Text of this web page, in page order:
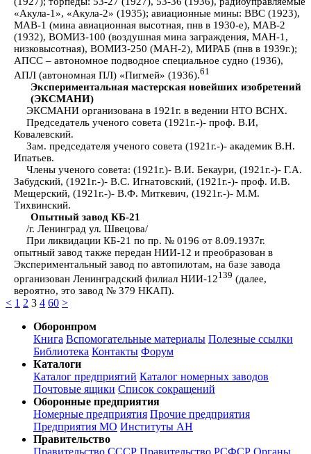
«Акула-1», «Акула-2» (1935); авиационные мины: ВВС (1923),
МАВ-1 (мина авиационная высотная, пнв в 1930-е), МАВ-2
(1932), ВОМИЗ-100 (воздушная мина заграждения, МАН-1,
низковысотная), ВОМИЗ-250 (МАН-2), МИРАБ (пнв в 1939г.);
АПСС – автономное подводное специальное судно (1936),
АПЛ (автономная ПЛ) «Пигмей» (1936).61
Экспериментальная мастерская новейших изобретений
(ЭКСМАНИ)
ЭКСМАНИ организована в 1921г. в ведении НТО ВСНХ.
Председатель ученого совета (1921г.-)- проф. В.И,
Ковалевский.
Зам. председателя ученого совета (1921г.-)- академик В.Н.
Ипатьев.
Члены ученого совета: (1921г.)- В.И. Бекаури, (1921г.-)- Г.А.
Забудский, (1921г.-)- В.С. Игнатовский, (1921г.-)- проф. И.В.
Мещерский, (1921г.-)- В.Ф. Миткевич, (1921г.-)- М.М.
Тихвинский.
Опытный завод КБ-21
/г. Ленинград ул. Швецова/
При ликвидации КБ-21 по пр. № 0196 от 8.09.1937г.
опытный завод также передан НИИ-12 и преобразован в
Экспериментальный завод по автопилотам, на базе завода
организован Ленинградский филиал НИИ-12139 (далее,
вероятно, это завод № 379 НКАП).
< 1 2 3 4 60 >
Оборонпром
Книга Вспомогательные материалы Полезные ссылки
Библиотека Контакты Форум
Каталоги
Каталог предприятий Каталог номерных заводов
Почтовые ящики Список сокращений
Оборонные предприятия
Номерные предприятия Прочие предприятия
Предприятия МО Институты АН
Правительство
Правительство СССР Правительство РСФСР Органы